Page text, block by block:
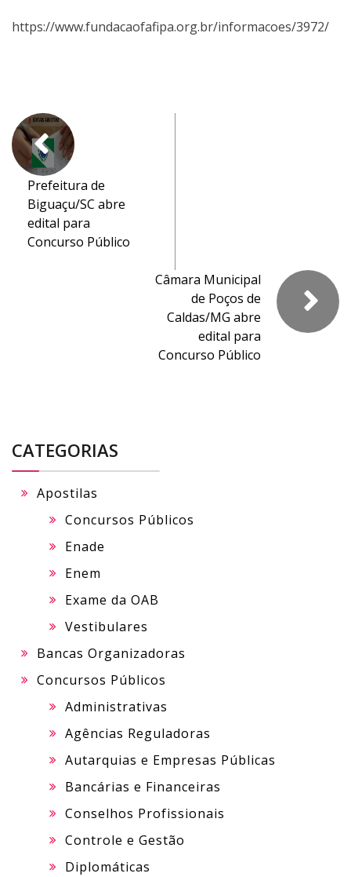
https://www.fundacaofafipa.org.br/informacoes/3972/
Prefeitura de
Biguaçu/SC abre
edital para
Concurso Público
Câmara Municipal
de Poços de
Caldas/MG abre
edital para
Concurso Público
CATEGORIAS
Apostilas
Concursos Públicos
Enade
Enem
Exame da OAB
Vestibulares
Bancas Organizadoras
Concursos Públicos
Administrativas
Agências Reguladoras
Autarquias e Empresas Públicas
Bancárias e Financeiras
Conselhos Profissionais
Controle e Gestão
Diplomáticas